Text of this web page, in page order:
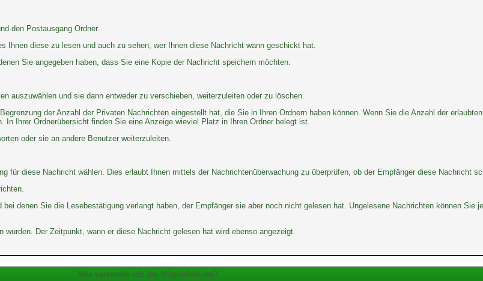
den Postausgang Ordner.
Ihnen diese zu lesen und auch zu sehen, wer Ihnen diese Nachricht wann geschickt hat.
Sie angegeben haben, dass Sie eine Kopie der Nachricht speichern möchten.
auszuwählen und sie dann entweder zu verschieben, weiterzuleiten oder zu löschen.
der Anzahl der Privaten Nachrichten eingestellt hat, die Sie in Ihren Ordnern haben können. Wenn Sie die Anzahl der
Ihrer Ordnerübersicht finden Sie eine Anzeige wieviel Platz in Ihren Ordner belegt ist.
oder sie an andere Benutzer weiterzuleiten.
für diese Nachricht wählen. Dies erlaubt Ihnen mittels der Nachrichtenüberwachung zu überprüfen, ob der Empfänger diese Nachricht
denen Sie die Lesebestätigung verlangt haben, der Empfänger sie aber noch nicht gelesen hat. Ungelesene Nachrichten können Sie
Der Zeitpunkt, wann er diese Nachricht gelesen hat wird ebenso angezeigt.
Wie verwende ich die Mitgliederliste?